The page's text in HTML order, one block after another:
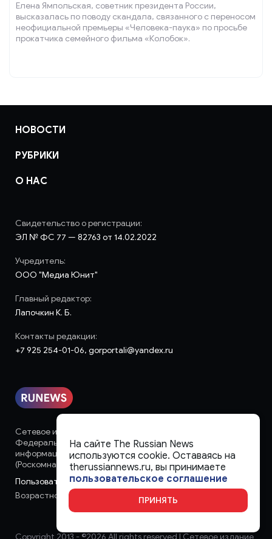
Елена Ямпольская, советник президента России,
высказалась по поводу скандала, связанного с переносом
неофициальной премьеры «Человека-паука» по просьбе
прокатчика семейного фильма «Колобок».
НОВОСТИ
РУБРИКИ
О НАС
Сетевое издание «runews» (18+) зарегистрировано в
Федеральной службе по надзору в сфере связи,
информационных технологий и массовых коммуникаций
(Роскомнадзор)
Пользовательское соглашение
Возрастное ограничение:
Свидетельство о регистрации:
ЭЛ № ФС 77 — 82763 от 14.02.2022
Учредитель:
ООО "Медиа Юнит"
Главный редактор:
Лапочкин К. Б.
Контакты редакции:
+7 925 254-01-06, gorportali@yandex.ru
Copyright 2013 - ©2026 All rights reserved | Сетевое издание
На сайте The Russian News
используются cookie. Оставаясь на
therussiannews.ru, вы принимаете
пользовательское соглашение
ПРИНЯТЬ